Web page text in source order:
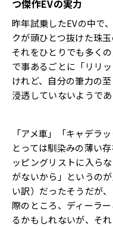
つ傑作EVの実力
昨年試乗したEVの中で
クが頭ひとつ抜けた珠
それをひとりでも多く
で事あるごとに「リリ
けれど、自分の筆力の
浸透していないようであ
「アメ車」「キャデラ
とっては馴染みの薄い
ッピングリストに入ら
がないから」というの
い訳）だったそうだが
際のところ、ディーラ
るかもしれないが、そ